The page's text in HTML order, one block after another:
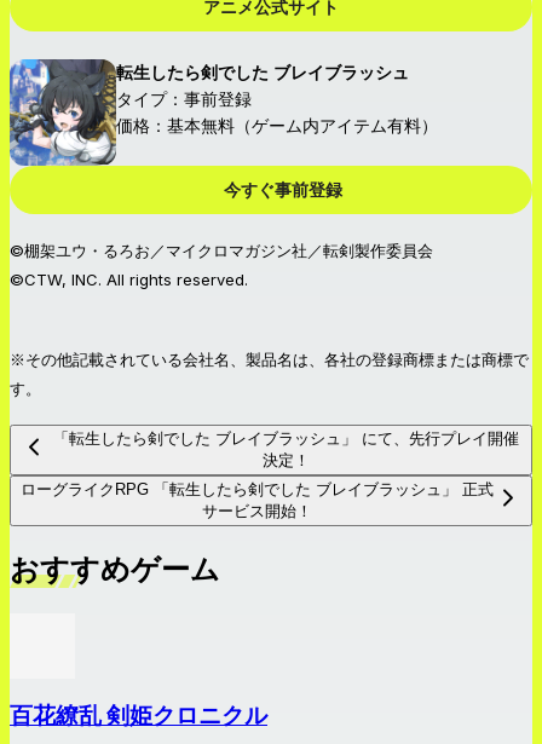
アニメ公式サイト
転生したら剣でした ブレイブラッシュ
タイプ：事前登録
価格：基本無料（ゲーム内アイテム有料）
今すぐ事前登録
©棚架ユウ・るろお／マイクロマガジン社／転剣製作委員会
©CTW, INC. All rights reserved.
※その他記載されている会社名、製品名は、各社の登録商標または商標で
す。
「転生したら剣でした ブレイブラッシュ」 にて、先行プレイ開催
決定！
ローグライクRPG 「転生したら剣でした ブレイブラッシュ」 正式
サービス開始！
おすすめゲーム
百花繚乱 剣姫クロニクル